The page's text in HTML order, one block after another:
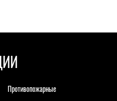
Противопожарные